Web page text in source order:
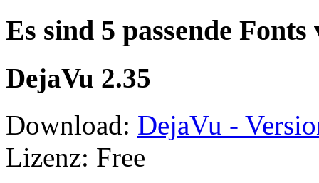
Es sind 5 passende
DejaVu 2.35
Download: DejaVu -
Lizenz: Free